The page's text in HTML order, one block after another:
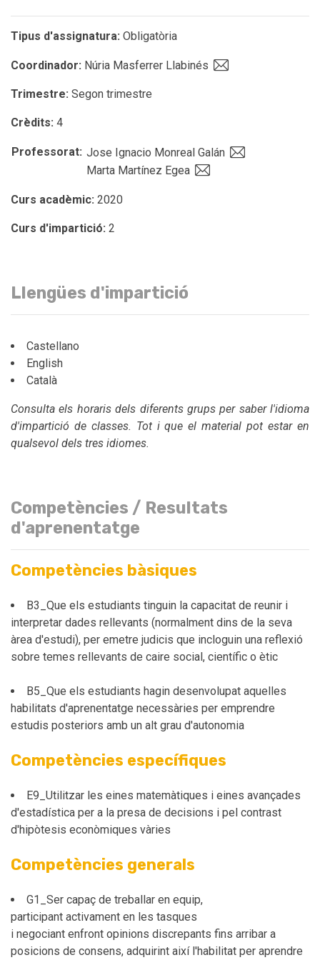
Tipus d'assignatura: Obligatòria
Coordinador: Núria Masferrer Llabinés
Trimestre: Segon trimestre
Crèdits: 4
Professorat: Jose Ignacio Monreal Galán
Marta Martínez Egea
Curs acadèmic: 2020
Curs d'impartició: 2
Llengües d'impartició
Castellano
English
Català
Consulta els horaris dels diferents grups per saber l'idioma
d'impartició de classes. Tot i que el material pot estar en
qualsevol dels tres idiomes.
Competències / Resultats
d'aprenentatge
Competències bàsiques
B3_Que els estudiants tinguin la capacitat de reunir i
interpretar dades rellevants (normalment dins de la seva
àrea d'estudi), per emetre judicis que incloguin una reflexió
sobre temes rellevants de caire social, científic o ètic
B5_Que els estudiants hagin desenvolupat aquelles
habilitats d'aprenentatge necessàries per emprendre
estudis posteriors amb un alt grau d'autonomia
Competències específiques
E9_Utilitzar les eines matemàtiques i eines avançades
d'estadística per a la presa de decisions i pel contrast
d'hipòtesis econòmiques vàries
Competències generals
G1_Ser capaç de treballar en equip,
participant activament en les tasques
i negociant enfront opinions discrepants fins arribar a
posicions de consens, adquirint així l'habilitat per aprendre